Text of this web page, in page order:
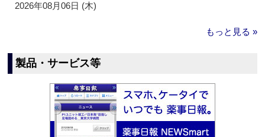
2026年08月06日 (木)
もっと見る »
製品・サービス等